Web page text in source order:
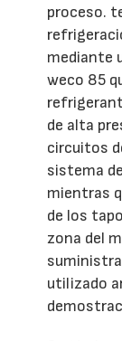
proceso.
mediante
weco 85
de alta
circuitos
sistema
mientras
de los
zona del
utilizado